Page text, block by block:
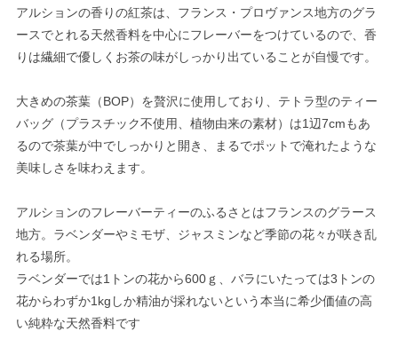
アルションの香りの紅茶は、フランス・プロヴァンス地方のグラ
ースでとれる天然香料を中心にフレーバーをつけているので、香
りは繊細で優しくお茶の味がしっかり出ていることが自慢です。
大きめの茶葉（BOP）を贅沢に使用しており、テトラ型のティー
バッグ（プラスチック不使用、植物由来の素材）は1辺7cmもあ
るので茶葉が中でしっかりと開き、まるでポットで淹れたような
美味しさを味わえます。
アルションのフレーバーティーのふるさとはフランスのグラース
地方。ラベンダーやミモザ、ジャスミンなど季節の花々が咲き乱
れる場所。
ラベンダーでは1トンの花から600ｇ、バラにいたっては3トンの
花からわずか1kgしか精油が採れないという本当に希少価値の高
い純粋な天然香料です